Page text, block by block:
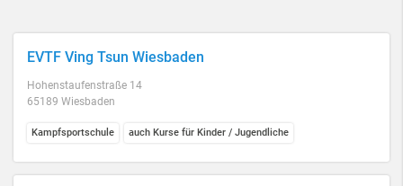
EVTF Ving Tsun Wiesbaden
Hohenstaufenstraße 14
65189 Wiesbaden
Kampfsportschule auch Kurse für Kinder / Jugendliche